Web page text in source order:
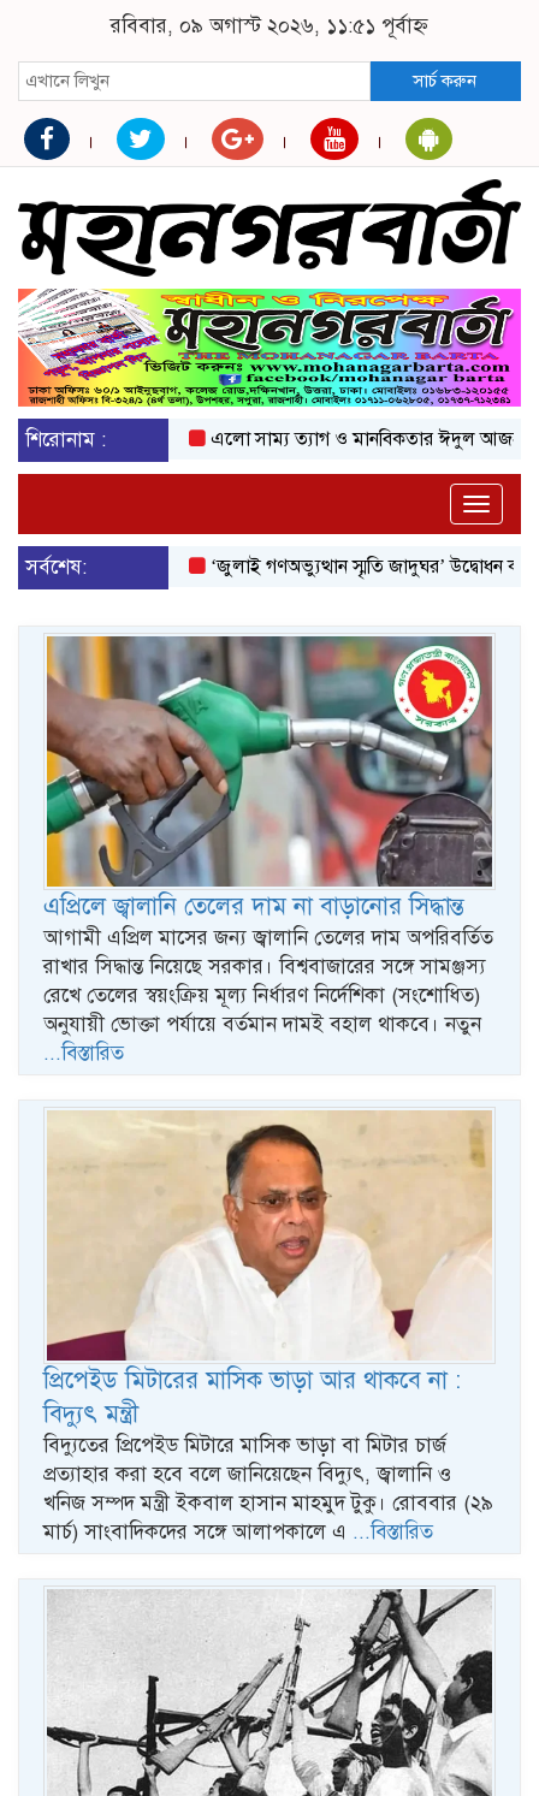
রবিবার, ০৯ অগাস্ট ২০২৬, ১১:৫১ পূর্বাহ্ন
সার্চ করুন
শিরোনাম : এলো সাম্য ত্যাগ ও মানবিকতার ঈদুল আজহা
Toggle
সর্বশেষ:
‘জুলাই গণঅভ্যুত্থান স্মৃতি জাদুঘর’ উদ্বোধন করলেন
এপ্রিলে জ্বালানি তেলের দাম না বাড়ানোর সিদ্ধান্ত
আগামী এপ্রিল মাসের জন্য জ্বালানি তেলের দাম অপরিবর্তিত
রাখার সিদ্ধান্ত নিয়েছে সরকার। বিশ্ববাজারের সঙ্গে সামঞ্জস্য
রেখে তেলের স্বয়ংক্রিয় মূল্য নির্ধারণ নির্দেশিকা (সংশোধিত)
অনুযায়ী ভোক্তা পর্যায়ে বর্তমান দামই বহাল থাকবে। নতুন
...বিস্তারিত
প্রিপেইড মিটারের মাসিক ভাড়া আর থাকবে না :
বিদ্যুৎ মন্ত্রী
বিদ্যুতের প্রিপেইড মিটারে মাসিক ভাড়া বা মিটার চার্জ
প্রত্যাহার করা হবে বলে জানিয়েছেন বিদ্যুৎ, জ্বালানি ও
খনিজ সম্পদ মন্ত্রী ইকবাল হাসান মাহমুদ টুকু। রোববার (২৯
মার্চ) সাংবাদিকদের সঙ্গে আলাপকালে এ ...বিস্তারিত